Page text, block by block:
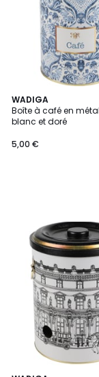
WADIGA
Boîte à café en
blanc et doré
5,00 €